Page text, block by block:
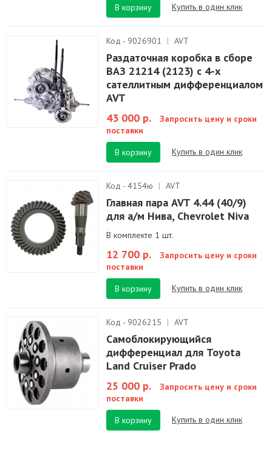
В корзину
Купить в один клик
Код - 9026901 | AVT
Раздаточная коробка в сборе
ВАЗ 21214 (2123) с 4-х
сателлитным дифференциалом
AVT
43 000 р.
Запросить цену и сроки
поставки
В корзину
Купить в один клик
Код - 4154ю | AVT
Главная пара AVT 4.44 (40/9)
для а/м Нива, Chevrolet Niva
В комплекте 1 шт.
12 700 р.
Запросить цену и сроки
поставки
В корзину
Купить в один клик
Код - 9026215 | AVT
Самоблокирующийся
дифференциал для Toyota
Land Cruiser Prado
25 000 р.
Запросить цену и сроки
поставки
В корзину
Купить в один клик